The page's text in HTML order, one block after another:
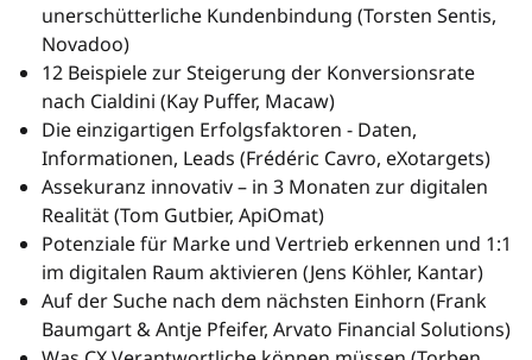
unerschütterliche Kundenbindung (Torsten Sentis,
Novadoo)
12 Beispiele zur Steigerung der Konversionsrate
nach Cialdini (Kay Puffer, Macaw)
Die einzigartigen Erfolgsfaktoren - Daten,
Informationen, Leads (Frédéric Cavro, eXotargets)
Assekuranz innovativ – in 3 Monaten zur digitalen
Realität (Tom Gutbier, ApiOmat)
Potenziale für Marke und Vertrieb erkennen und 1:1
im digitalen Raum aktivieren (Jens Köhler, Kantar)
Auf der Suche nach dem nächsten Einhorn (Frank
Baumgart & Antje Pfeifer, Arvato Financial Solutions)